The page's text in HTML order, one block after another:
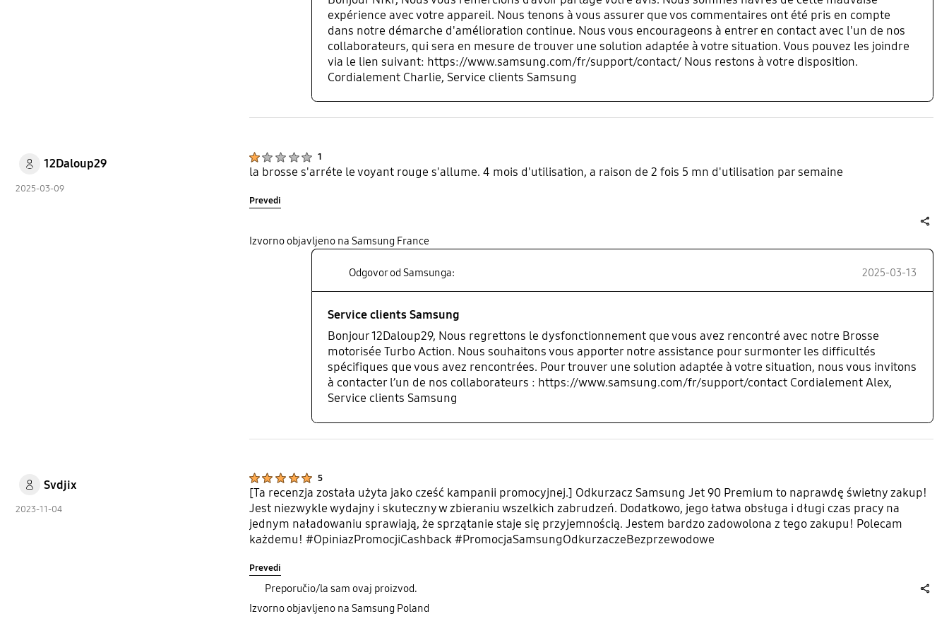
expérience avec votre appareil. Nous tenons à vous assurer que vos commentaires ont été pris en compte
dans notre démarche d'amélioration continue. Nous vous encourageons à entrer en contact avec l'un de nos
collaborateurs, qui sera en mesure de trouver une solution adaptée à votre situation. Vous pouvez les joindre
via le lien suivant: https://www.samsung.com/fr/support/contact/ Nous restons à votre disposition.
Cordialement Charlie, Service clients Samsung
12Daloup29
2025-03-09
1
la brosse s'arréte le voyant rouge s'allume. 4 mois d'utilisation, a raison de 2 fois 5 mn d'utilisation par semaine
Prevedi
Izvorno objavljeno na Samsung France
Odgovor od Samsunga: 2025-03-13
Service clients Samsung
Bonjour 12Daloup29, Nous regrettons le dysfonctionnement que vous avez rencontré avec notre Brosse
motorisée Turbo Action. Nous souhaitons vous apporter notre assistance pour surmonter les difficultés
spécifiques que vous avez rencontrées. Pour trouver une solution adaptée à votre situation, nous vous invitons
à contacter l’un de nos collaborateurs : https://www.samsung.com/fr/support/contact Cordialement Alex,
Service clients Samsung
Svdjix
2023-11-04
5
[Ta recenzja została użyta jako cześć kampanii promocyjnej.] Odkurzacz Samsung Jet 90 Premium to naprawdę świetny zakup!
Jest niezwykle wydajny i skuteczny w zbieraniu wszelkich zabrudzeń. Dodatkowo, jego łatwa obsługa i długi czas pracy na
jednym naładowaniu sprawiają, że sprzątanie staje się przyjemnością. Jestem bardzo zadowolona z tego zakupu! Polecam
każdemu! #OpiniazPromocjiCashback #PromocjaSamsungOdkurzaczeBezprzewodowe
Prevedi
Preporučio/la sam ovaj proizvod.
Izvorno objavljeno na Samsung Poland